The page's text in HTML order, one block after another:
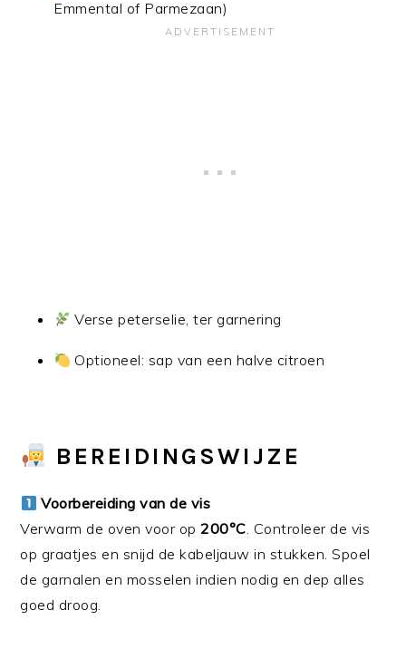
Emmental of Parmezaan)
Verse peterselie, ter garnering
Optioneel: sap van een halve citroen
BEREIDINGSWIJZE
Voorbereiding van de vis
Verwarm de oven voor op200°C. Controleer de vis
op graatjes en snijd de kabeljauw in stukken. Spoel
de garnalen en mosselen indien nodig en dep alles
goed droog.